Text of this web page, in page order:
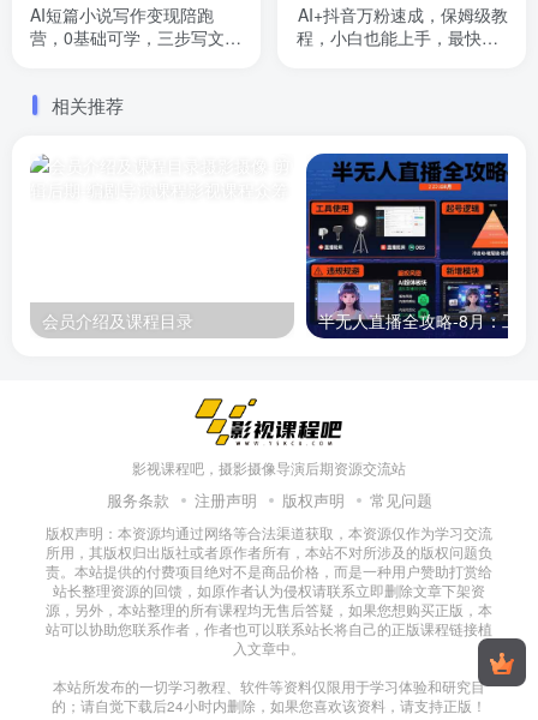
AI短篇小说写作变现陪跑
营，0基础可学，三步写文，
AI+抖音万粉速成，保姆级教
程，小白也能上手，最快的3
相关推荐
会员介绍及课程目录
影视课程吧，摄影摄像导演后期资源交流站
服务条款 注册声明 版权声明 常见问题
版权声明：本资源均通过网络等合法渠道获取，本资源仅作为学习交流
所用，其版权归出版社或者原作者所有，本站不对所涉及的版权问题负
责。本站提供的付费项目绝对不是商品价格，而是一种用户赞助打赏给
站长整理资源的回馈，如原作者认为侵权请联系立即删除文章下架资
源，另外，本站整理的所有课程均无售后答疑，如果您想购买正版，本
站可以协助您联系作者，作者也可以联系站长将自己的正版课程链接植
入文章中。
本站所发布的一切学习教程、软件等资料仅限用于学习体验和研究目
的；请自觉下载后24小时内删除，如果您喜欢该资料，请支持正版！